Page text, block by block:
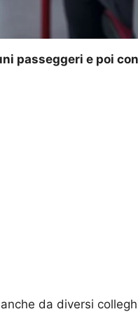
passeggeri e poi
da diversi